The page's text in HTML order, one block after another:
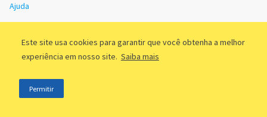
Este site usa cookies para garantir que você obtenha a melhor
experiência em nosso site. Saiba mais
Permitir
Ajuda
Redes sociais Certificações
Downloads